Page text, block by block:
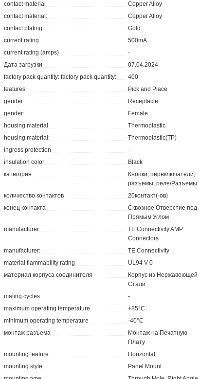
contact material
Copper Alloy
contact material:
Copper Alloy
contact plating
Gold
current rating
500mA
current rating (amps)
-
Дата загрузки
07.04.2024
factory pack quantity: factory pack quantity:
400
features
Pick and Place
gender
Receptacle
gender:
Female
housing material
Thermoplastic
housing material:
Thermoplastic(TP)
ingress protection
-
insulation color
Black
категория
Кнопки, переключатели,
разъемы, реле/Разъемы
количество контактов
20контакт(-ов)
конец контакта
Сквозное Отверстие под
Прямым Углом
manufacturer
TE Connectivity AMP
Connectors
manufacturer:
TE Connectivity
material flammability rating
UL94 V-0
материал корпуса соединителя
Корпус из Нержавеющей
Стали
mating cycles
-
maximum operating temperature
+85°C
minimum operating temperature
-40°C
монтаж разъема
Монтаж на Печатную
Плату
mounting feature
Horizontal
mounting style:
Panel Mount